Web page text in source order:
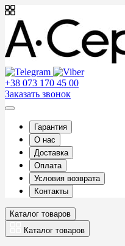
+38 073 170 45 00
Заказать звонок
Гарантия
О нас
Доставка
Оплата
Условия возврата
Контакты
Каталог товаров
Каталог товаров